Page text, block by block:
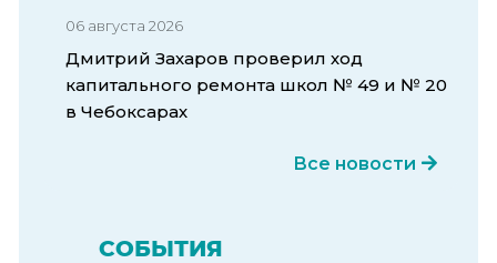
06 августа 2026
Дмитрий Захаров проверил ход
капитального ремонта школ № 49 и № 20
в Чебоксарах
Все новости
СОБЫТИЯ